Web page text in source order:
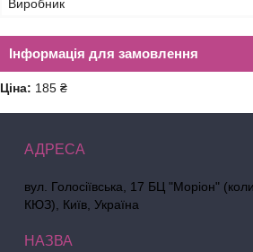
Виробник
Інформація для замовлення
Ціна: 185 ₴
вул. Голосіївська, 17 БЦ "Моріон"
КЮЗ), Київ, Україна